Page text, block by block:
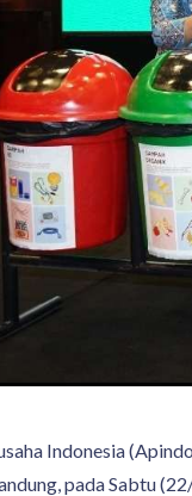
Indonesia
pada Sabtu